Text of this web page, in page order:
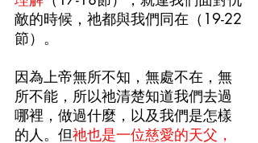
敵的時候，祂都與我們同在（19-22
節）。
因為上帝無所不知，無處不在，無
所不能，所以祂清楚知道我們去過
哪裡，做過什麼，以及我們是怎樣
的人。但祂也是一位慈愛的天父，